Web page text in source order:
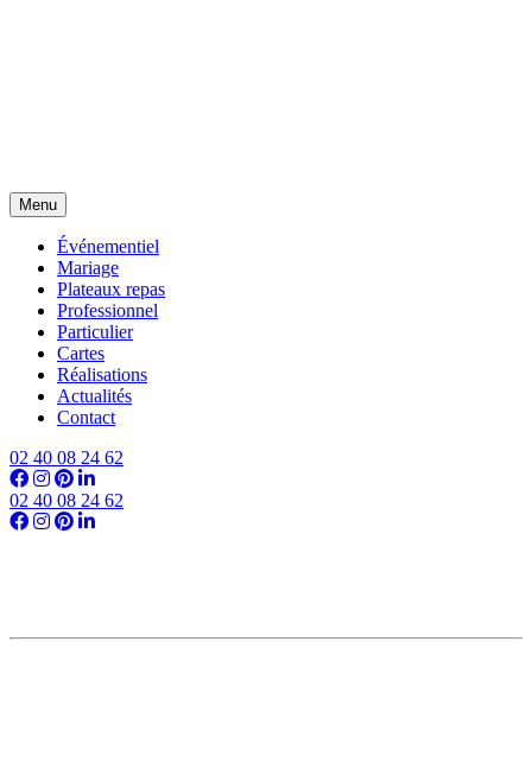
Menu
Événementiel
Mariage
Plateaux repas
Professionnel
Particulier
Cartes
Réalisations
Actualités
Contact
02 40 08 24 62
02 40 08 24 62